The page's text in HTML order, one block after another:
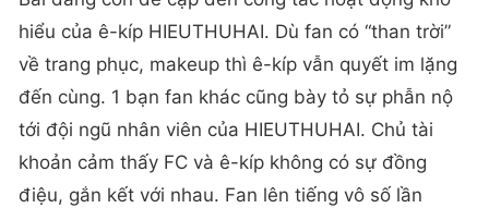
hiểu của ê-kíp HIEUTHUHAI. Dù fan có “than trời”
về trang phục, makeup thì ê-kíp vẫn quyết im lặng
đến cùng. 1 bạn fan khác cũng bày tỏ sự phẫn nộ
tới đội ngũ nhân viên của HIEUTHUHAI. Chủ tài
khoản cảm thấy FC và ê-kíp không có sự đồng
điệu, gắn kết với nhau. Fan lên tiếng vô số lần